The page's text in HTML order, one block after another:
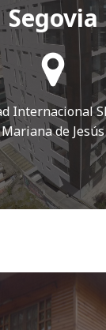
Segovia
Internacional
Mariana de Jesús
Click AQUÍ